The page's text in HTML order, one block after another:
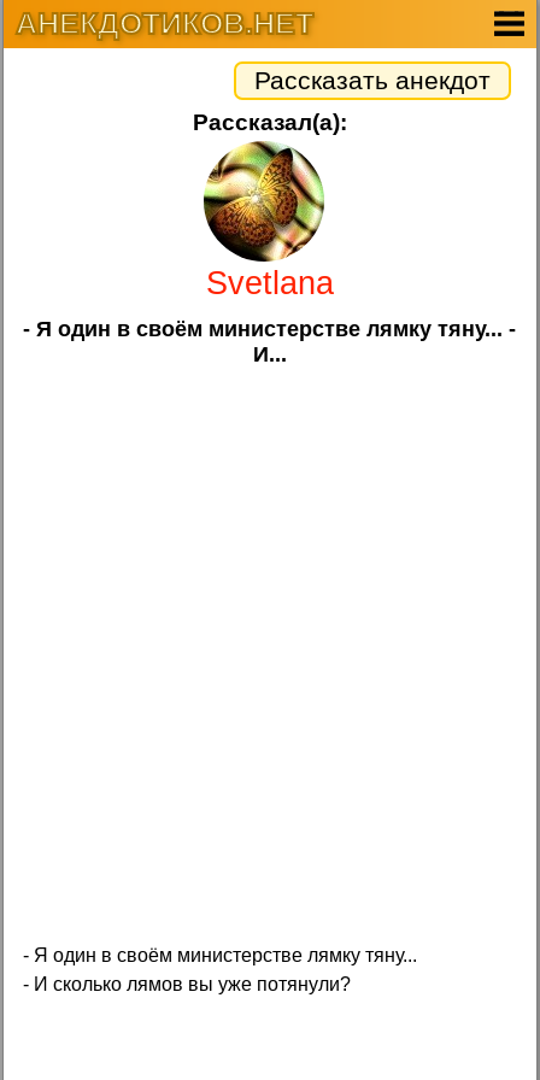
АНЕКДОТИКОВ.НЕТ
Рассказать анекдот
Рассказал(а):
Svetlana
- Я один в своём министерстве лямку тяну... -
И...
- Я один в своём министерстве лямку тяну...
- И сколько лямов вы уже потянули?